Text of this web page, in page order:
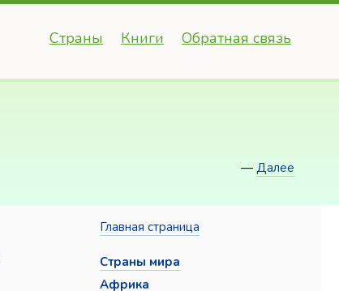
Страны Книги Обратная связь
— Далее
Главная страница
Страны мира
Африка